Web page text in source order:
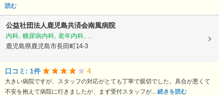
読む
公益社団法人鹿児島共済会南風病院
内科, 糖尿病内科, 老年内科, ...
鹿児島県鹿児島市長田町14-3
口コミ: 1件 4
大きい病院ですが、スタッフの対応がとても丁寧で親切でした。具合が悪くて
不安を抱えて病院に行きましたが、まず受付スタッフが... 続きを読む